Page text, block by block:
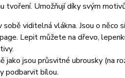
tvoření. Umožňují díky svým
viditelná vlákna. Jsou o něco
Lepit můžete na dřevo,
jako jsou průsvitné ubrousky (na
podbarvit bílou.